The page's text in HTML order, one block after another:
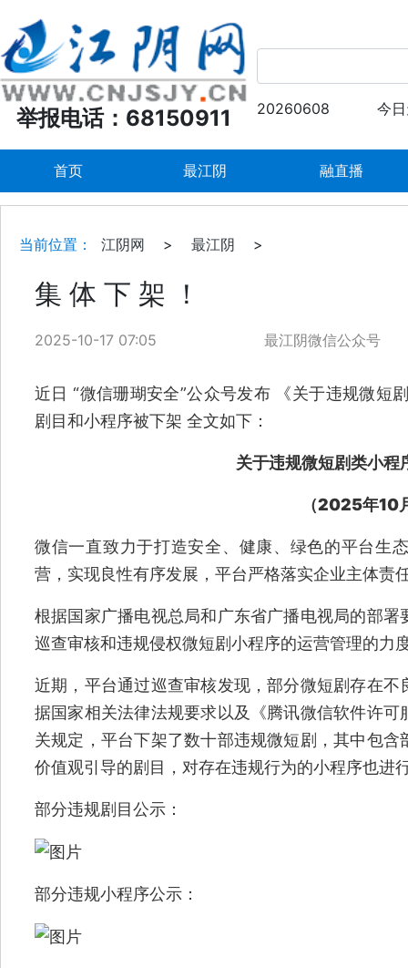
举报电话：68150911 20260608 今
首页 最江阴 融直播
当前位置： 江阴网 > 最江阴 >
集 体 下 架 ！
2025-10-17 07:05 最江阴微信公众号
近日 “微信珊瑚安全”公众号发布 《关于违规微短
剧目和小程序被下架 全文如下：
关于违规微短剧类小程
（2025年10
微信一直致力于打造安全、健康、绿色的平台生
营，实现良性有序发展，平台严格落实企业主体责
根据国家广播电视总局和广东省广播电视局的部
巡查审核和违规侵权微短剧小程序的运营管理的力
近期，平台通过巡查审核发现，部分微短剧存在
据国家相关法律法规要求以及《腾讯微信软件许
关规定，平台下架了数十部违规微短剧，其中包
价值观引导的剧目，对存在违规行为的小程序也进
部分违规剧目公示：
部分违规小程序公示：